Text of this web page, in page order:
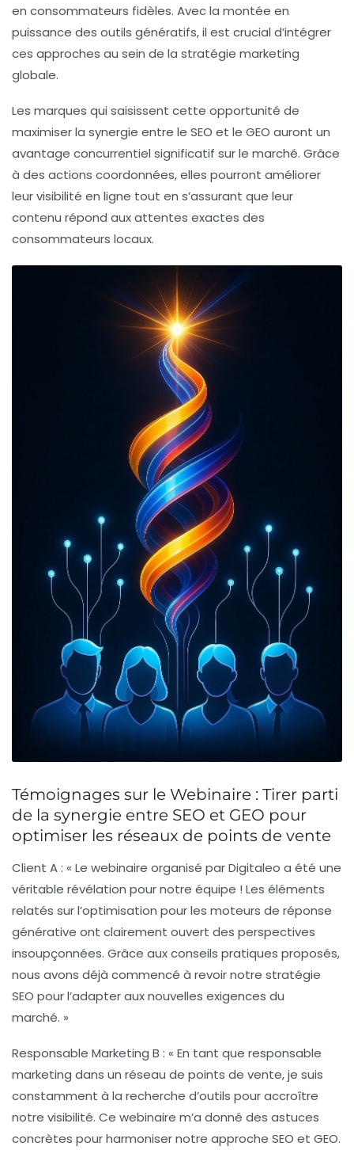
en consommateurs fidèles. Avec la montée en
puissance des outils génératifs, il est crucial d’intégrer
ces approches au sein de la stratégie marketing
globale.
Les marques qui saisissent cette opportunité de
maximiser la synergie entre le SEO et le GEO auront un
avantage concurrentiel significatif sur le marché. Grâce
à des actions coordonnées, elles pourront améliorer
leur visibilité en ligne tout en s’assurant que leur
contenu répond aux attentes exactes des
consommateurs locaux.
Témoignages sur le Webinaire : Tirer parti
de la synergie entre SEO et GEO pour
optimiser les réseaux de points de vente
Client A : « Le webinaire organisé par Digitaleo a été une
véritable révélation pour notre équipe ! Les éléments
relatés sur l’optimisation pour les moteurs de réponse
générative ont clairement ouvert des perspectives
insoupçonnées. Grâce aux conseils pratiques proposés,
nous avons déjà commencé à revoir notre stratégie
SEO pour l’adapter aux nouvelles exigences du
marché. »
Responsable Marketing B : « En tant que responsable
marketing dans un réseau de points de vente, je suis
constamment à la recherche d’outils pour accroître
notre visibilité. Ce webinaire m’a donné des astuces
concrètes pour harmoniser notre approche SEO et GEO.